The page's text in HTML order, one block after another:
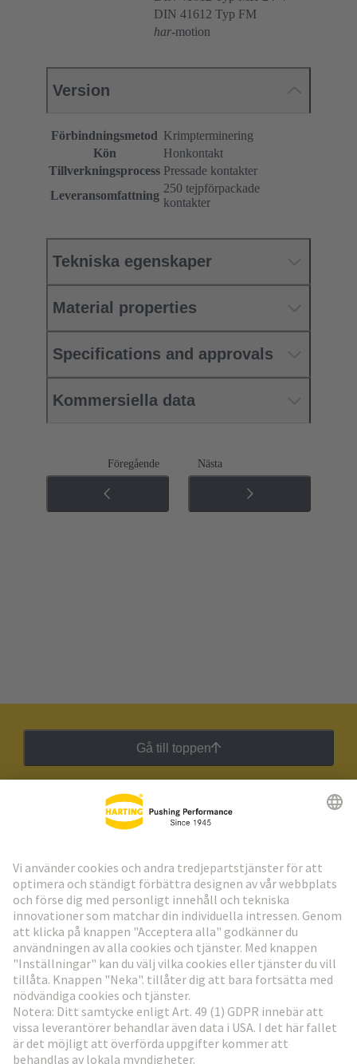
DIN 41612 Typ FM
har-motion
Version
Förbindningsmetod Krimpterminering
Kön
Honkontakt
Tillverkningsprocess Pressade kontakter
Leveransomfattning
250 tejpförpackade
kontakter
Tekniska egenskaper
Material properties
Specifications and approvals
Kommersiella data
Föregående Nästa
Gå till toppen
HARTING:s nyhetsbrev
Gå till registrering
Social Media